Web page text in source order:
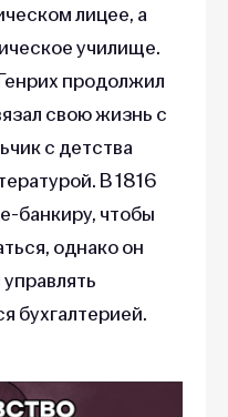
лицее, а
училище.
продолжил
свою жизнь с
с детства
В 1816
банкиру, чтобы
однако он
бухгалтерией.